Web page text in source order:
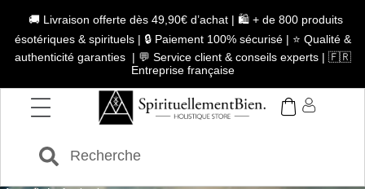
🚚 Livraison offerte dès 49,90€ d’achat | 🛍️ + de 800 produits
ésotériques & spirituels | 🔒 Paiement 100% sécurisé | ⭐ Qualité &
authenticité garanties | 💬 Service client & conseils experts | 🇫🇷
Entreprise française